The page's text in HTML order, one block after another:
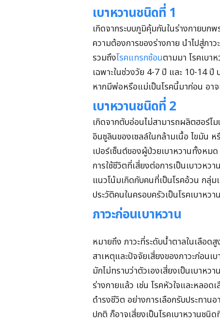
เบาหวานชนิดที่ 1
เกิดจากระบบภูมิคุ้มกันในร่างกายบ
ความต้องการของร่างกาย นำไปสู่ภา
รวมถึงโรคแทรกซ้อนตามมา โรคเบา
เฉพาะในช่วงวัย 4-7 ปี และ 10-14
หากมีพ่อหรือแม่เป็นโรคนี้มาก่อน อา
เบาหวานชนิดที่ 2
เกิดจากตับอ่อนไม่สามารถผลิตฮอร์
อินซูลินของเซลล์ในกล้ามเนื้อ ไขมัน
เปอร์เซ็นต์ของผู้ป่วยเบาหวานทั้งห
การใช้ชีวิตที่เสี่ยงต่อการเป็นเบาวห
แนวโน้มเกิดกับคนที่เป็นโรคอ้วน กลุ่
ประวัติคนในครอบครัวเป็นโรคเบาหวาน
ภาวะก่อนเบาหวาน
หมายถึง ภาวะที่ระดับน้ำตาลในเลือ
สาเหตุและปัจจัยเสี่ยงของภาวะก่อน
มักไม่ทราบว่าตัวเองเสี่ยงเป็นเบาหว
ร่างกายแล้ว เช่น โรคหัวใจและหลอด
ดำรงชีวิต อย่างการเลือกรับประทาน
ปกติ ก็อาจเสี่ยงเป็นโรคเบาหวานชนิด